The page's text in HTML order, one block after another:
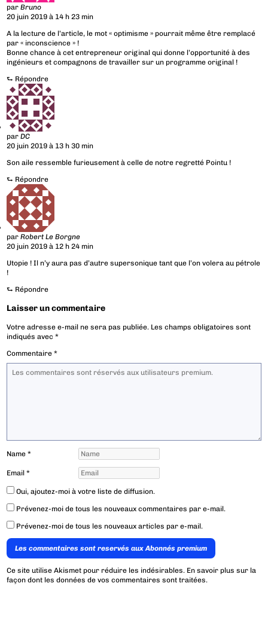
parBruno
20 juin 2019 à 14 h 23 min
A la lecture de l’article, le mot « optimisme » pourrait même être remplacé
par « inconscience » !
Bonne chance à cet entrepreneur original qui donne l’opportunité à des
ingénieurs et compagnons de travailler sur un programme original !
⮑ Répondre
parDC
20 juin 2019 à 13 h 30 min
Son aile ressemble furieusement à celle de notre regretté Pointu !
⮑ Répondre
parRobert Le Borgne
20 juin 2019 à 12 h 24 min
Utopie ! Il n’y aura pas d’autre supersonique tant que l’on volera au pétrole
!
⮑ Répondre
Laisser un commentaire
Votre adresse e-mail ne sera pas publiée. Les champs obligatoires sont
indiqués avec*
Commentaire*
Name*
Email*
Oui, ajoutez-moi à votre liste de diffusion.
Prévenez-moi de tous les nouveaux commentaires par e-mail.
Prévenez-moi de tous les nouveaux articles par e-mail.
Les commentaires sont reservés aux Abonnés premium
Ce site utilise Akismet pour réduire les indésirables. En savoir plus sur la
façon dont les données de vos commentaires sont traitées.